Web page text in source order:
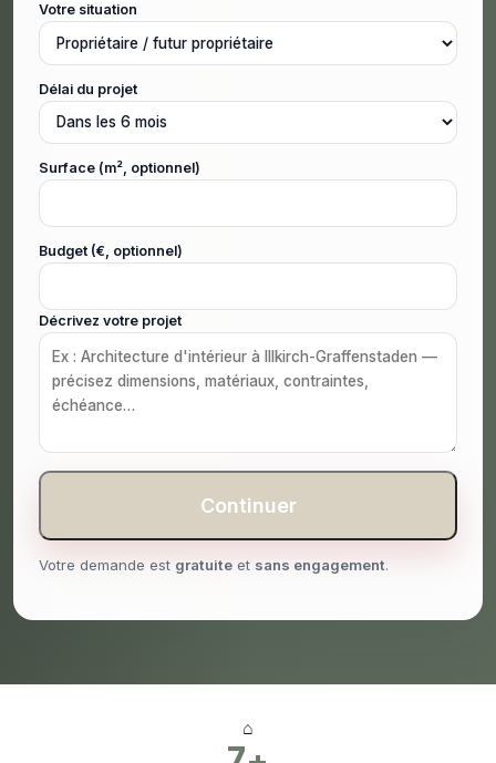
Votre situation
Délai du projet
Surface (m², optionnel)
Budget (€, optionnel)
Décrivez votre projet
Continuer
Votre demande est gratuite et sans engagement.
⌂